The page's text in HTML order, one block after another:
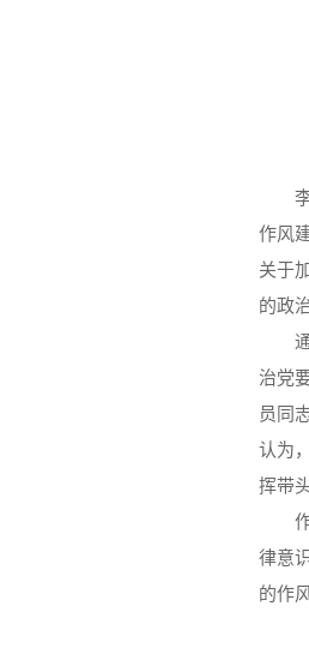
作风
关于
的政
治党
员同
认为
挥带
律意
的作